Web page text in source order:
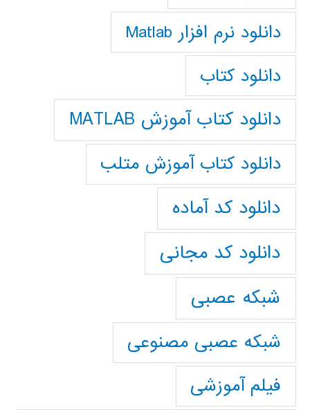
دانلود نرم افزار Matlab
دانلود کتاب
دانلود کتاب آموزش MATLAB
دانلود کتاب آموزش متلب
دانلود کد آماده
دانلود کد مجانی
شبکه عصبی
شبکه عصبی مصنوعی
فیلم آموزشی